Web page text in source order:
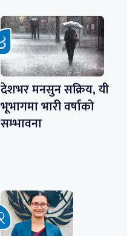
देशभर मनसुन सक्रिय, यी
भूभागमा भारी वर्षाको
सम्भावना